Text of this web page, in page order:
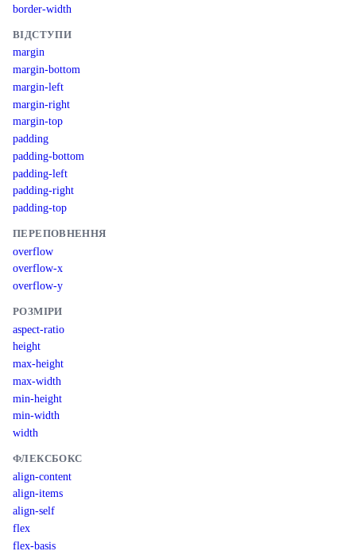
border-width
ВІДСТУПИ
margin
margin-bottom
margin-left
margin-right
margin-top
padding
padding-bottom
padding-left
padding-right
padding-top
ПЕРЕПОВНЕННЯ
overflow
overflow-x
overflow-y
РОЗМІРИ
aspect-ratio
height
max-height
max-width
min-height
min-width
width
ФЛЕКСБОКС
align-content
align-items
align-self
flex
flex-basis